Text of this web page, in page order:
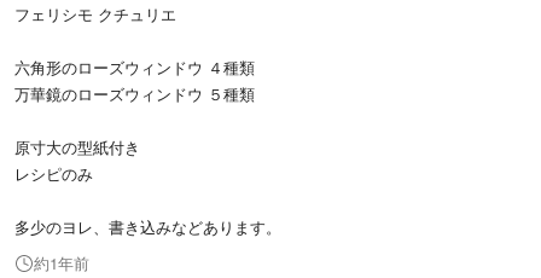
フェリシモ クチュリエ
六角形のローズウィンドウ ４種類
万華鏡のローズウィンドウ ５種類
原寸大の型紙付き
レシピのみ
多少のヨレ、書き込みなどあります。
約1年前